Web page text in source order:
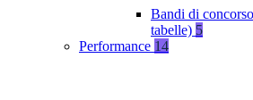
Bandi di
tabelle) 5
Performance 14